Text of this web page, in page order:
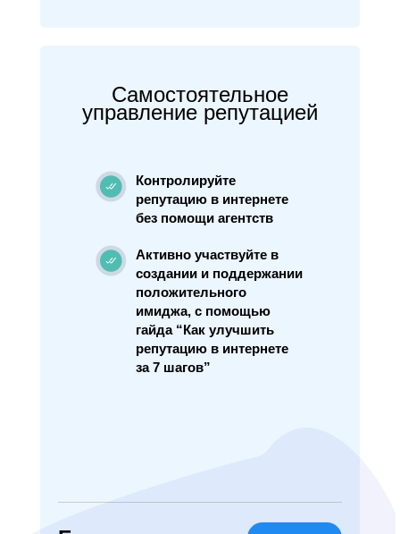
Самостоятельное
управление репутацией
Контролируйте
репутацию в интернете
без помощи агентств
Активно участвуйте в
создании и поддержании
положительного
имиджа, с помощью
гайда “Как улучшить
репутацию в интернете
за 7 шагов”